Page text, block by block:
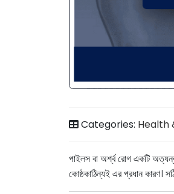
Categories: Health
পাইলস বা অর্শ্ব রোগ একটি অত্যন্ত
কোষ্ঠকাঠিন্যই এর প্রধান কারণ।